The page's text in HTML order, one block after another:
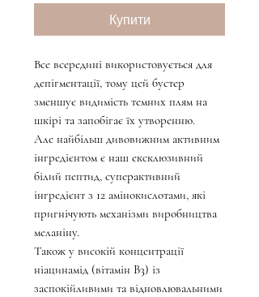
Купити
Все всередині використовується для
депігментації, тому цей бустер
зменшує видимість темних плям на
шкірі та запобігає їх утворенню.
Але найбільш дивовижним активним
інгредієнтом є наш ексклюзивний
білий пептид, суперактивний
інгредієнт з 12 амінокислотами, які
пригнічують механізми виробництва
меланіну.
Також у високій концентрації
ніацинамід (вітамін B3) із
заспокійливими та відновлювальними